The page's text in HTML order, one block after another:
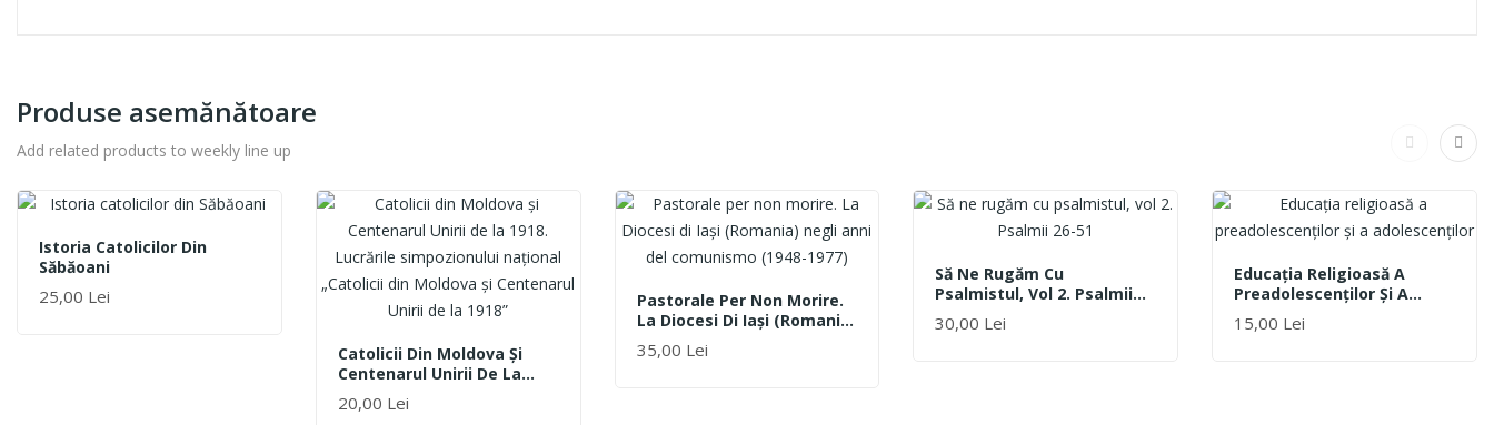
Produse asemănătoare
Add related products to weekly line up
Istoria Catolicilor Din
Săbăoani
25,00 Lei
ADAUGĂ ÎN COȘ
Catolicii Din Moldova Şi
Centenarul Unirii De La
1918. Lucrările
Simpozionului Naţional
20,00 Lei
ADAUGĂ ÎN COȘ
Pastorale Per Non Morire.
La Diocesi Di Iaşi (Romania)
Negli Anni Del Comunismo
(1948-1977)
35,00 Lei
ADAUGĂ ÎN COȘ
Să Ne Rugăm Cu
Psalmistul, Vol 2. Psalmii
26-51
30,00 Lei
ADAUGĂ ÎN COȘ
Educația Religioasă A
Preadolescenților Și A
Adolescenților
15,00 Lei
ADAUGĂ ÎN COȘ